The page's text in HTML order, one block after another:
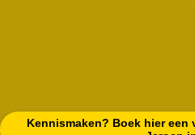
Kennismaken? Boek hier